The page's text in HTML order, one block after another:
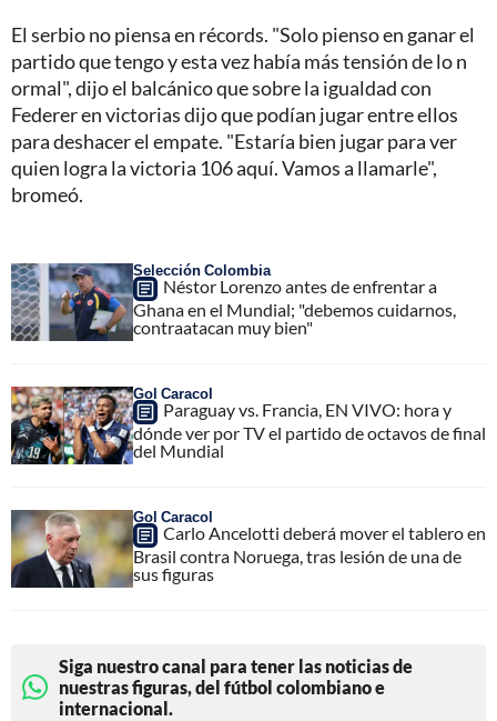
El serbio no piensa en récords. "Solo pienso en ganar el
partido que tengo y esta vez había más tensión de lo n
ormal", dijo el balcánico que sobre la igualdad con
Federer en victorias dijo que podían jugar entre ellos
para deshacer el empate. "Estaría bien jugar para ver
quien logra la victoria 106 aquí. Vamos a llamarle",
bromeó.
Selección Colombia
Néstor Lorenzo antes de enfrentar a
Ghana en el Mundial; "debemos cuidarnos,
contraatacan muy bien"
Gol Caracol
Paraguay vs. Francia, EN VIVO: hora y
dónde ver por TV el partido de octavos de final
del Mundial
Gol Caracol
Carlo Ancelotti deberá mover el tablero en
Brasil contra Noruega, tras lesión de una de
sus figuras
Siga nuestro canal para tener las noticias de
nuestras figuras, del fútbol colombiano e
internacional.